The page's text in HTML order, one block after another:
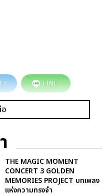
LINE
THE MAGIC MOMENT
CONCERT 3 GOLDEN
MEMORIES PROJECT บทเพลง
แห่งความทรงจำ